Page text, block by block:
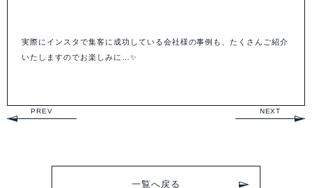
実際にインスタで集客に成功している会社様の事例も、たくさんご紹介
いたしますのでお楽しみに…✨
PREV NEXT
一覧へ戻る